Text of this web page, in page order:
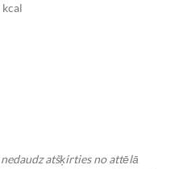
atšķirties no attēlā